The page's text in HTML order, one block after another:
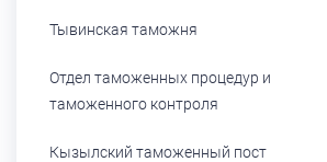
Тывинская таможня
Отдел таможенных процедур и
таможенного контроля
Кызылский таможенный пост